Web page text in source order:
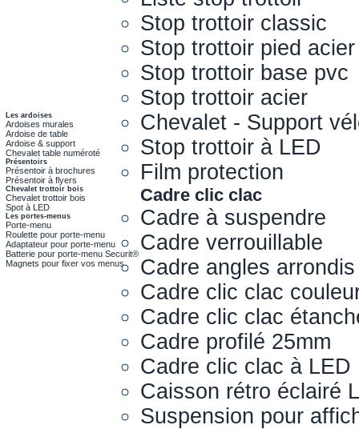
Les ardoises
Ardoises murales
Ardoise de table
Ardoise & support
Chevalet table numéroté
Présentoirs
Présentoir à brochures
Présentoir à flyers
Chevalet trottoir bois
Chevalet trottoir bois
Spot à LED
Les portes-menus
Porte-menu
Roulette pour porte-menu
Adaptateur pour porte-menu
Batterie pour porte-menu Securit®
Magnets pour fixer vos menus
Stop trottoir classic
Stop trottoir pied acier
Stop trottoir base pvc
Stop trottoir acier
Chevalet - Support
Stop trottoir à LED
Film protection
Cadre clic clac
Cadre à suspendre
Cadre verrouillable
Cadre angles arrondis
Cadre clic clac
Cadre clic clac
Cadre profilé 25mm
Cadre clic clac à LED
Caisson rétro éclairé
Suspension pour